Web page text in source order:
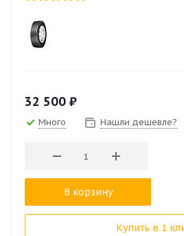
32 500 ₽
Много Нашли дешевле?
В корзину
Купить в 1